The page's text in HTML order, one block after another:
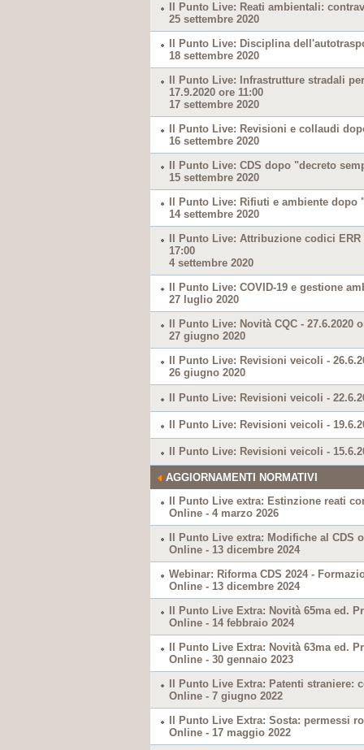
Il Punto Live: Reati ambientali:
25 settembre 2020
Il Punto Live: Disciplina
18 settembre 2020
Il Punto Live: Infrastrutture stradali
17.9.2020 ore 11:00
17 settembre 2020
Il Punto Live: Revisioni e collaudi
16 settembre 2020
Il Punto Live: CDS dopo "decreto
15 settembre 2020
Il Punto Live: Rifiuti e ambiente dopo
14 settembre 2020
Il Punto Live: Attribuzione codici
17:00
4 settembre 2020
Il Punto Live: COVID-19 e gestione
27 luglio 2020
Il Punto Live: Novità CQC - 27.6.2020
27 giugno 2020
Il Punto Live: Revisioni veicoli -
26 giugno 2020
Il Punto Live: Revisioni veicoli -
Il Punto Live: Revisioni veicoli -
Il Punto Live: Revisioni veicoli -
AGGIORNAMENTI NORMATIVI
Il Punto Live extra: Estinzione reati
Online - 4 marzo 2026
Il Punto Live extra: Modifiche al CDS
Online - 13 dicembre 2024
Webinar: Riforma CDS 2024 -
Online - 13 dicembre 2024
Il Punto Live Extra: Novità 65ma ed.
Online - 14 febbraio 2024
Il Punto Live Extra: Novità 63ma ed.
Online - 30 gennaio 2023
Il Punto Live Extra: Patenti straniere:
Online - 7 giugno 2022
Il Punto Live Extra: Sosta: permessi
Online - 17 maggio 2022